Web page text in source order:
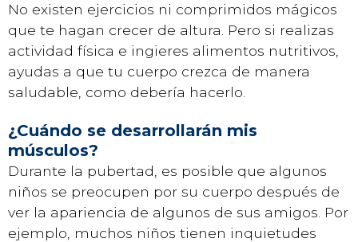
No existen ejercicios ni comprimidos mágicos
que te hagan crecer de altura. Pero si realizas
actividad física e ingieres alimentos nutritivos,
ayudas a que tu cuerpo crezca de manera
saludable, como debería hacerlo.
¿Cuándo se desarrollarán mis
músculos?
Durante la pubertad, es posible que algunos
niños se preocupen por su cuerpo después de
ver la apariencia de algunos de sus amigos. Por
ejemplo, muchos niños tienen inquietudes